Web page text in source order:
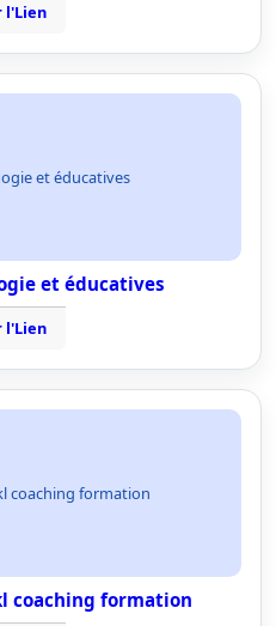
l'Lien
et éducatives
et éducatives
l'Lien
coaching formation
coaching formation